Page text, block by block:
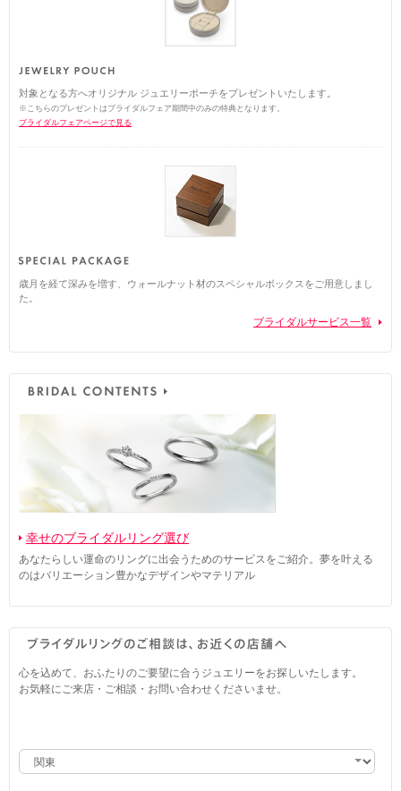
対象となる方へオリジナル ジュエリーポーチをプレゼントいたします。
※こちらのプレゼントはブライダルフェア期間中のみの特典となります。
ブライダルフェアページで見る
歳月を経て深みを増す、ウォールナット材のスペシャルボックスをご用意しまし
た。
ブライダルサービス一覧
幸せのブライダルリング選び
あなたらしい運命のリングに出会うためのサービスをご紹介。夢を叶える
のはバリエーション豊かなデザインやマテリアル
心を込めて、おふたりのご要望に合うジュエリーをお探しいたします。
お気軽にご来店・ご相談・お問い合わせくださいませ。